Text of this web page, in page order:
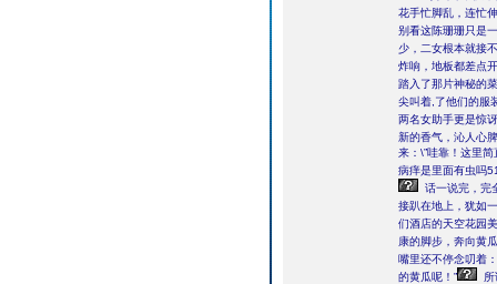
花手忙脚乱，连忙
别看这陈珊珊只是
少，二女根本就接
炸响，地板都差点
踏入了那片神秘的
尖叫着,了他们的服
两名女助手更是惊
新的香气，沁人心
来：\”哇靠！这里
病痒是里面有虫吗
话一说完，完
接趴在地上，犹如
们酒店的天空花园
康的脚步，奔向黄
嘴里还不停念叨着：
的黄瓜呢！”